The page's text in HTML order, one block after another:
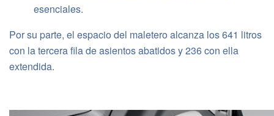
esenciales.
Por su parte, el espacio del maletero alcanza los 641 litros
con la tercera fila de asientos abatidos y 236 con ella
extendida.